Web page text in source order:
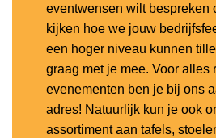
eventwensen wilt bespreken
kijken hoe we jouw
een hoger niveau kunnen
graag met je mee. Voor alles
evenementen ben je bij ons
adres! Natuurlijk kun je ook
assortiment aan tafels,